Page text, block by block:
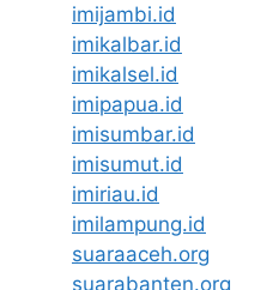
imijambi.id
imikalbar.id
imikalsel.id
imipapua.id
imisumbar.id
imisumut.id
imiriau.id
imilampung.id
suaraaceh.org
suarabanten.org